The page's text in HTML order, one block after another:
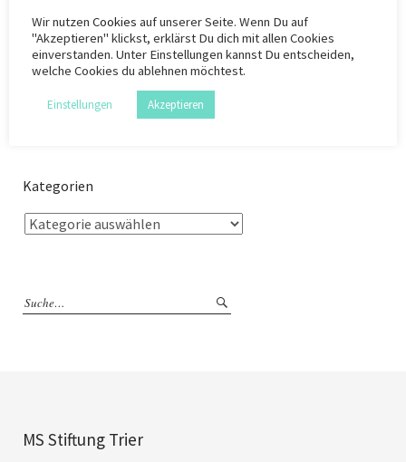
KategorieZIMS 6 SchlagwörterCCSVI,Film, ITCHI ,Kunst,Paolo Zamboni
Walk
Kategorien
MS Stiftung Trier
Wir nutzen Cookies auf unserer Seite. Wenn Du auf
"Akzeptieren" klickst, erklärst Du dich mit allen Cookies
einverstanden. Unter Einstellungen kannst Du entscheiden,
welche Cookies du ablehnen möchtest.
Einstellungen Akzeptieren